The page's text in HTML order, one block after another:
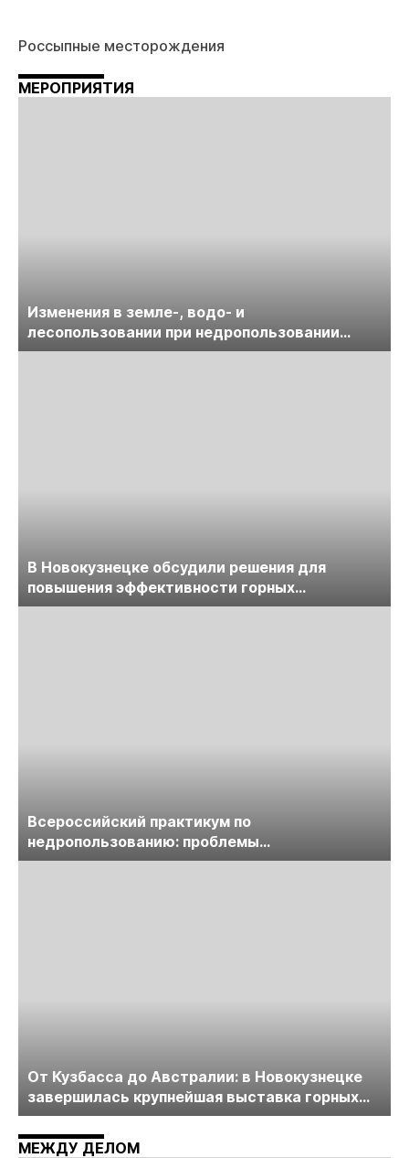
Россыпные месторождения
МЕРОПРИЯТИЯ
Изменения в земле-, водо- и
лесопользовании при недропользовании
обсудят на семинаре «ПравоТЭК»
В Новокузнецке обсудили решения для
повышения эффективности горных
предприятий
Всероссийский практикум по
недропользованию: проблемы
лицензирования, цифровизации, экспертизы
От Кузбасса до Австралии: в Новокузнецке
завершилась крупнейшая выставка горных
технологий «Недра России. Уголь России и
Майнинг»
МЕЖДУ ДЕЛОМ